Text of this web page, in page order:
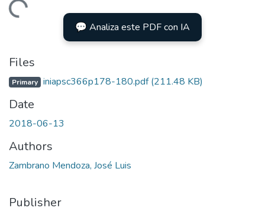
Loading... 💬 Analiza este PDF con IA
Files
Primary iniapsc366p178-180.pdf(211.48 KB)
Date
2018-06-13
Authors
Zambrano Mendoza, José Luis
Publisher